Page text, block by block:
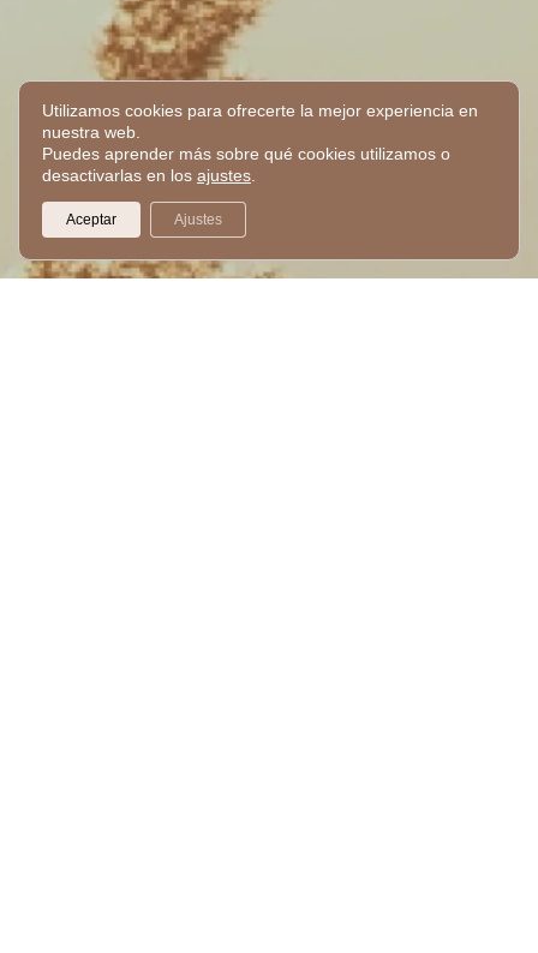
Utilizamos cookies para ofrecerte la mejor experiencia en
nuestra web.
Puedes aprender más sobre qué cookies utilizamos o
desactivarlas en los ajustes
Aceptar Ajustes